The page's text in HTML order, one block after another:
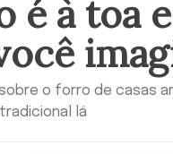
é à toa
o forro de casas
lá